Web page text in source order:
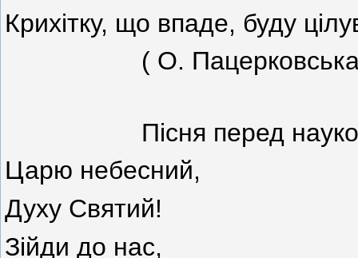
Крихітку, що впаде, буду
( О.
Пісня перед
Царю небесний,
Духу Святий!
Зійди до нас,